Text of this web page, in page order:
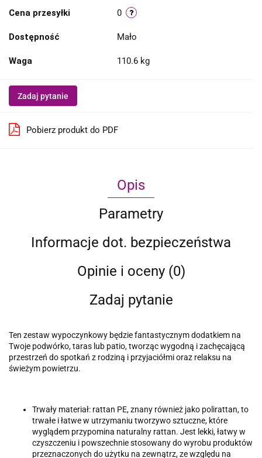
Cena przesyłki 0
Dostępność Mało
Waga 110.6 kg
Zadaj pytanie
Pobierz produkt do PDF
Opis
Parametry
Informacje dot. bezpieczeństwa
Opinie i oceny (0)
Zadaj pytanie
Ten zestaw wypoczynkowy będzie fantastycznym dodatkiem na
Twoje podwórko, taras lub patio, tworząc wygodną i zachęcającą
przestrzeń do spotkań z rodziną i przyjaciółmi oraz relaksu na
świeżym powietrzu.
Trwały materiał: rattan PE, znany również jako polirattan, to
trwałe i łatwe w utrzymaniu tworzywo sztuczne, które
wyglądem przypomina naturalny rattan. Jest lekki, łatwy w
czyszczeniu i powszechnie stosowany do wyrobu produktów
przeznaczonych do użytku na zewnątrz, ze względu na